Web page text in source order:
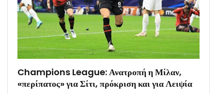
Champions League: Ανατροπή η Μίλαν,
«περίπατος» για Σίτι, πρόκριση και για Λειψία